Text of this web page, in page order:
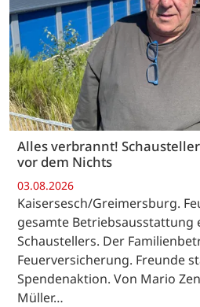
Alles verbrannt!
vor dem Nichts
03.08.2026
Kaisersesch/Greimersburg.
gesamte Betriebsausstattung
Schaustellers. Der
Feuerversicherung. Freunde
Spendenaktion. Von Mario
Müller…